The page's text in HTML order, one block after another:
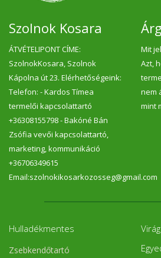
Szolnok Kosara
ÁTVÉTELIPONT CÍME:
SzolnokKosara, Szolnok
Kápolna út 23. Elérhetőségeink:
Telefon: - Kardos Tímea
termelői kapcsolattartó
+36308155798 - Bakóné Bán
Zsófia vevői kapcsolattartó,
marketing, kommunikáció
+36706349615
Email:szolnokikosarkozosseg@gmail.com
Mit
Azt,
nem
mint
Hulladékmentes
Zsebkendőtartó